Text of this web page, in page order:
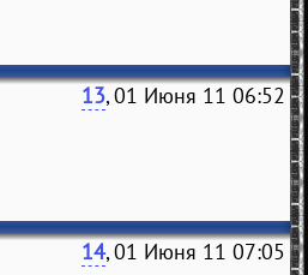
13, 01 Июня 11 06:52
14, 01 Июня 11 07:05